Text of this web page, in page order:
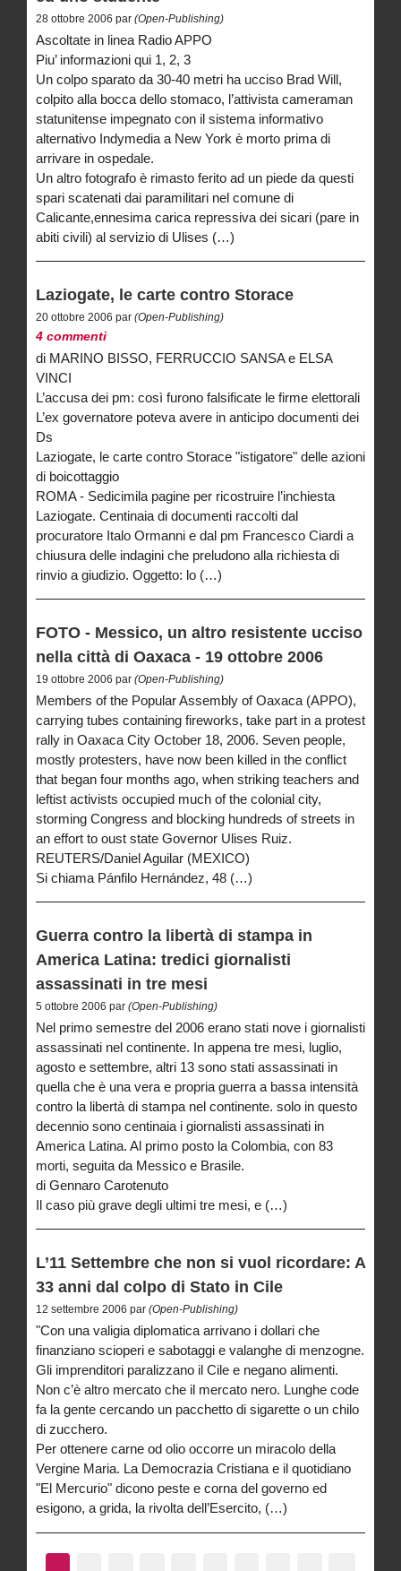
28 ottobre 2006 par (Open-Publishing)
Ascoltate in linea Radio APPO
Piu’ informazioni qui 1, 2, 3
Un colpo sparato da 30-40 metri ha ucciso Brad Will,
colpito alla bocca dello stomaco, l’attivista cameraman
statunitense impegnato con il sistema informativo
alternativo Indymedia a New York è morto prima di
arrivare in ospedale.
Un altro fotografo è rimasto ferito ad un piede da questi
spari scatenati dai paramilitari nel comune di
Calicante,ennesima carica repressiva dei sicari (pare in
abiti civili) al servizio di Ulises (…)
Laziogate, le carte contro Storace
20 ottobre 2006 par (Open-Publishing)
4 commenti
di MARINO BISSO, FERRUCCIO SANSA e ELSA
VINCI
L’accusa dei pm: così furono falsificate le firme elettorali
L’ex governatore poteva avere in anticipo documenti dei
Ds
Laziogate, le carte contro Storace "istigatore" delle azioni
di boicottaggio
ROMA - Sedicimila pagine per ricostruire l’inchiesta
Laziogate. Centinaia di documenti raccolti dal
procuratore Italo Ormanni e dal pm Francesco Ciardi a
chiusura delle indagini che preludono alla richiesta di
rinvio a giudizio. Oggetto: lo (…)
FOTO - Messico, un altro resistente ucciso
nella città di Oaxaca - 19 ottobre 2006
19 ottobre 2006 par (Open-Publishing)
Members of the Popular Assembly of Oaxaca (APPO),
carrying tubes containing fireworks, take part in a protest
rally in Oaxaca City October 18, 2006. Seven people,
mostly protesters, have now been killed in the conflict
that began four months ago, when striking teachers and
leftist activists occupied much of the colonial city,
storming Congress and blocking hundreds of streets in
an effort to oust state Governor Ulises Ruiz.
REUTERS/Daniel Aguilar (MEXICO)
Si chiama Pánfilo Hernández, 48 (…)
Guerra contro la libertà di stampa in
America Latina: tredici giornalisti
assassinati in tre mesi
5 ottobre 2006 par (Open-Publishing)
Nel primo semestre del 2006 erano stati nove i giornalisti
assassinati nel continente. In appena tre mesi, luglio,
agosto e settembre, altri 13 sono stati assassinati in
quella che è una vera e propria guerra a bassa intensità
contro la libertà di stampa nel continente. solo in questo
decennio sono centinaia i giornalisti assassinati in
America Latina. Al primo posto la Colombia, con 83
morti, seguita da Messico e Brasile.
di Gennaro Carotenuto
Il caso più grave degli ultimi tre mesi, e (…)
L’11 Settembre che non si vuol ricordare: A
33 anni dal colpo di Stato in Cile
12 settembre 2006 par (Open-Publishing)
"Con una valigia diplomatica arrivano i dollari che
finanziano scioperi e sabotaggi e valanghe di menzogne.
Gli imprenditori paralizzano il Cile e negano alimenti.
Non c’è altro mercato che il mercato nero. Lunghe code
fa la gente cercando un pacchetto di sigarette o un chilo
di zucchero.
Per ottenere carne od olio occorre un miracolo della
Vergine Maria. La Democrazia Cristiana e il quotidiano
"El Mercurio" dicono peste e corna del governo ed
esigono, a grida, la rivolta dell’Esercito, (…)